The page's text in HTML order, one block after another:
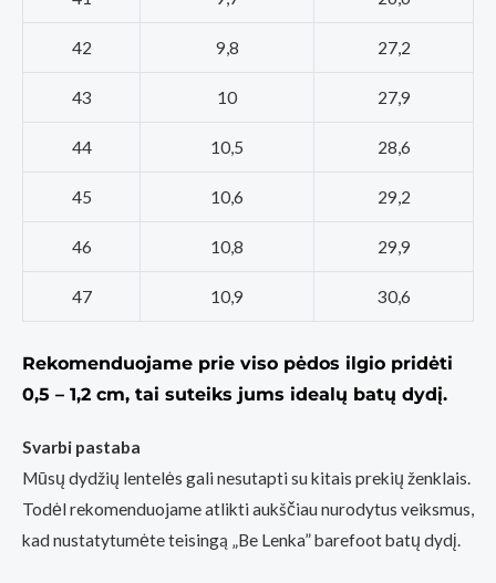
42 9,8 27,2
43 10 27,9
44 10,5 28,6
45 10,6 29,2
46 10,8 29,9
47 10,9 30,6
Rekomenduojame prie viso pėdos ilgio pridėti
0,5 – 1,2 cm, tai suteiks jums idealų batų dydį.
Svarbi pastaba
Mūsų dydžių lentelės gali nesutapti su kitais prekių ženklais.
Todėl rekomenduojame atlikti aukščiau nurodytus veiksmus,
kad nustatytumėte teisingą „Be Lenka” barefoot batų dydį.